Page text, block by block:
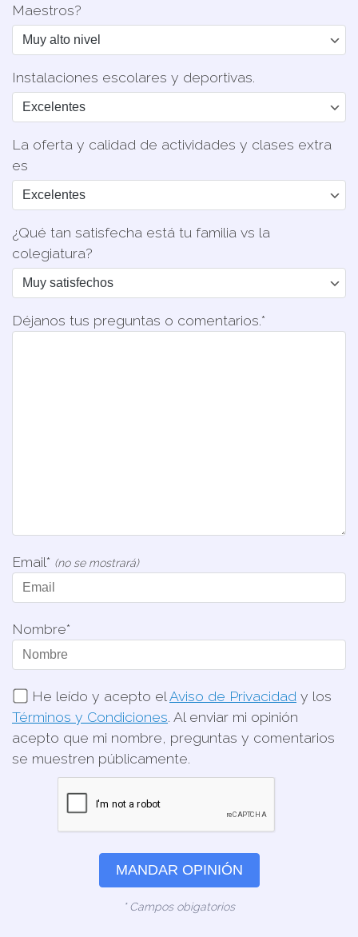
Maestros?
Instalaciones escolares y deportivas.
La oferta y calidad de actividades y clases extra
es
¿Qué tan satisfecha está tu familia vs la
colegiatura?
Déjanos tus preguntas o comentarios.*
Email* (no se mostrará)
Nombre*
He leído y acepto el Aviso de Privacidad y los
Términos y Condiciones. Al enviar mi opinión
acepto que mi nombre, preguntas y comentarios
se muestren públicamente.
MANDAR OPINIÓN
* Campos obigatorios